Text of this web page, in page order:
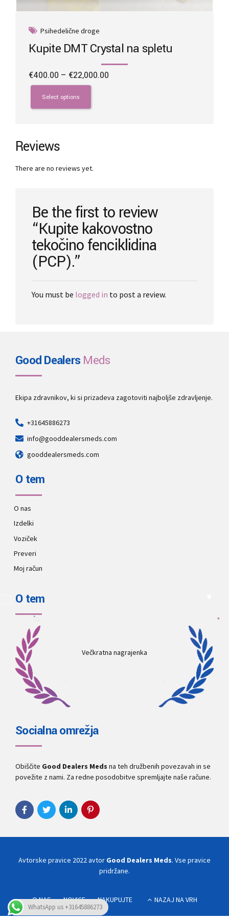
Psihedelične droge
Kupite DMT Crystal na spletu
€400.00 – €22,000.00
Select options
This
product
has
The
options
be
product
page
Reviews
There are no reviews yet.
Be the first to review
“Kupite kakovostno
tekočino fenciklidina
(PCP).”
You must be logged in to post a review.
Good DealersMeds
Ekipa zdravnikov, ki si prizadeva zagotoviti najboljše zdravljenje.
+31645886273
info@gooddealersmeds.com
gooddealersmeds.com
O tem
O nas
Izdelki
Voziček
Preveri
Moj račun
O tem
Večkratna nagrajenka
Socialna omrežja
Obiščite Good Dealers Meds na teh družbenih povezavah in se
povežite z nami. Za redne posodobitve spremljajte naše račune.
Avtorske pravice 2022 avtor Good Dealers Meds. Vse pravice
pridržane.
O NAS NOVICE NAKUPUJTE NAZAJ NA VRH
WhatsApp us +31645886273